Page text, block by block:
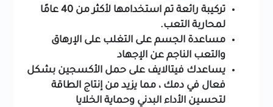
تركيبة رائعة تم استخدامها لأكثر من 40 عامًا
لمحاربة التعب.
مساعدة الجسم على التغلب على الإرهاق
والتعب الناجم عن الإجهاد
يساعدك فيتالايف على حمل الأكسجين بشكل
فعال في دمك ، مما يزيد من إنتاج الطاقة
لتحسين الأداء البدني وحماية الخلايا